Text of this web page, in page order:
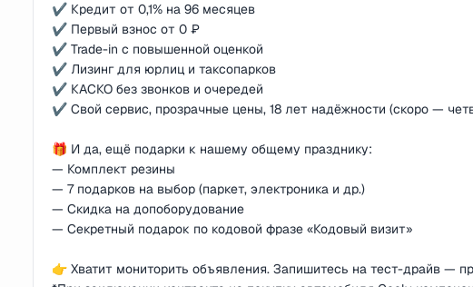
✔️ Кредит от 0,1% на 96 месяцев
✔️ Первый взнос от 0 ₽
✔️ Trade-in с повышенной оценкой
✔️ Лизинг для юрлиц и таксопарков
✔️ КАСКО без звонков и очередей
✔️ Свой сервис, прозрачные цены, 18 лет надёжности (скоро —
🎁 И да, ещё подарки к нашему общему празднику:
— Комплект резины
— 7 подарков на выбор (паркет, электроника и др.)
— Скидка на допоборудование
— Секретный подарок по кодовой фразе «Кодовый визит»
👉 Хватит мониторить объявления. Запишитесь на тест-драйв —